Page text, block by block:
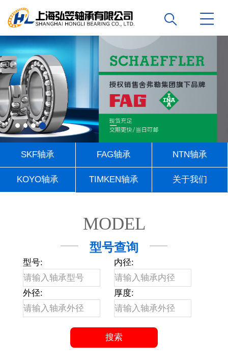
SKF轴承 FAG轴承 NTN轴承
KOYO轴承 TIMKEN轴承 关于我们
MODEL
型号查询
型号: 内径:
外径: 厚度: